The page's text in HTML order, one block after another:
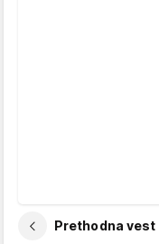
Prethodna vest